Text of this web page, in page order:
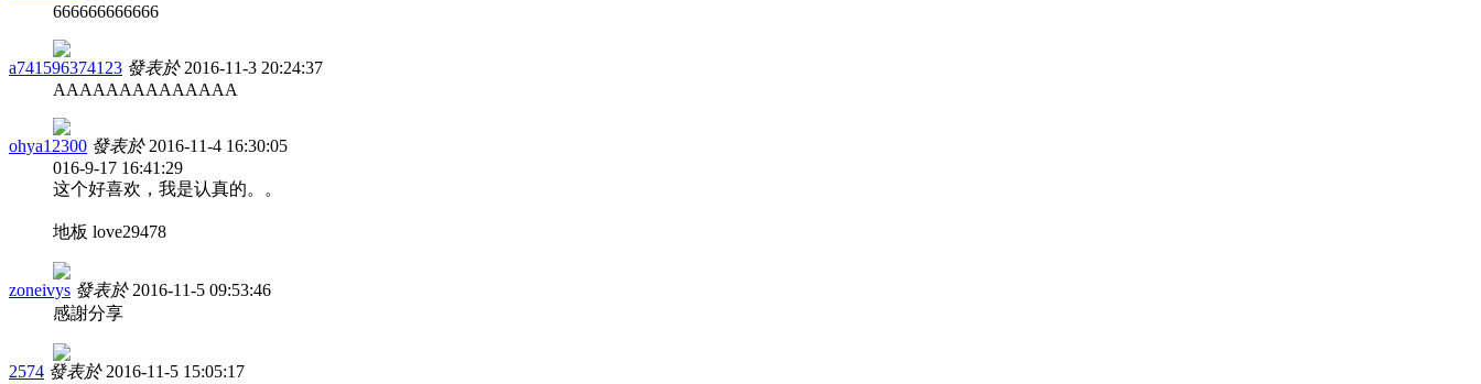
666666666666
a741596374123 發表於 2016-11-3 20:24:37
AAAAAAAAAAAAAA
ohya12300 發表於 2016-11-4 16:30:05
016-9-17 16:41:29
这个好喜欢，我是认真的。。
地板 love29478
zoneivys 發表於 2016-11-5 09:53:46
感謝分享
2574 發表於 2016-11-5 15:05:17